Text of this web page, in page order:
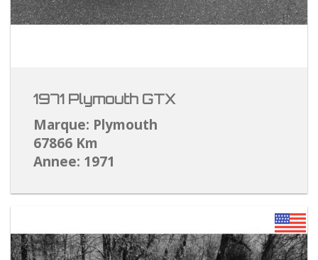
1971 Plymouth GTX
Marque: Plymouth
67866 Km
Annee: 1971